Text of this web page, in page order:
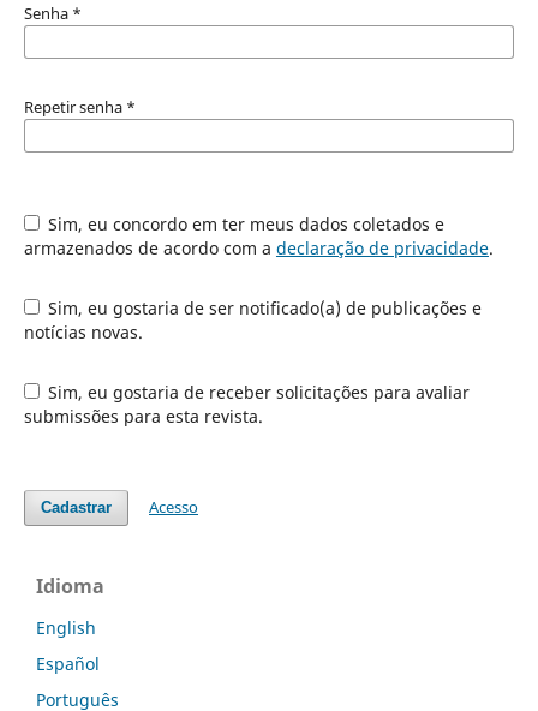
Senha *
Repetir senha *
Sim, eu concordo em ter meus dados coletados e
armazenados de acordo com a declaração de privacidade.
Sim, eu gostaria de ser notificado(a) de publicações e
notícias novas.
Sim, eu gostaria de receber solicitações para avaliar
submissões para esta revista.
Cadastrar Acesso
Idioma
English
Español
Português